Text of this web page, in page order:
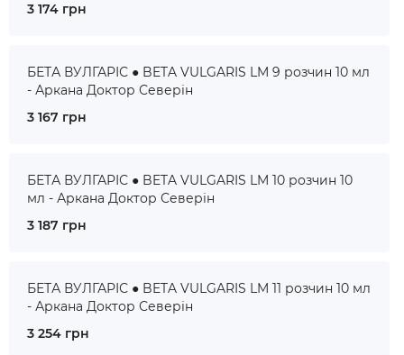
3 174 грн
БЕТА ВУЛГАРІС ● BETA VULGARIS LM 9 розчин 10 мл
- Аркана Доктор Северін
3 167 грн
БЕТА ВУЛГАРІС ● BETA VULGARIS LM 10 розчин 10
мл - Аркана Доктор Северін
3 187 грн
БЕТА ВУЛГАРІС ● BETA VULGARIS LM 11 розчин 10 мл
- Аркана Доктор Северін
3 254 грн